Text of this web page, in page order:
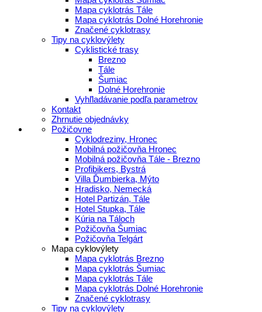
Mapa cyklotrás Tále
Mapa cyklotrás Dolné Horehronie
Značené cyklotrasy
Tipy na cyklovýlety
Cyklistické trasy
Brezno
Tále
Šumiac
Dolné Horehronie
Vyhľladávanie podľa parametrov
Kontakt
Zhrnutie objednávky
Požičovne
Cyklodreziny, Hronec
Mobilná požičovňa Hronec
Mobilná požičovňa Tále - Brezno
Profibikers, Bystrá
Villa Ďumbierka, Mýto
Hradisko, Nemecká
Hotel Partizán, Tále
Hotel Stupka, Tále
Kúria na Táloch
Požičovňa Šumiac
Požičovňa Telgárt
Mapa cyklovýlety
Mapa cyklotrás Brezno
Mapa cyklotrás Šumiac
Mapa cyklotrás Tále
Mapa cyklotrás Dolné Horehronie
Značené cyklotrasy
Tipy na cyklovýlety